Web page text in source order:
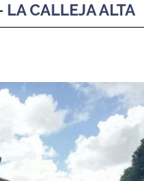
LA CALLEJA ALTA